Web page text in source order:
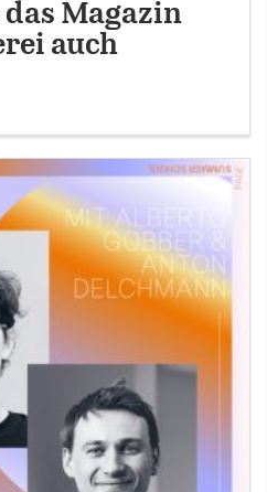
das Magazin
auch